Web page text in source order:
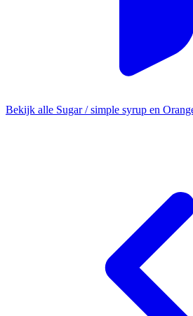
Bekijk alle Sugar / simple syrup en